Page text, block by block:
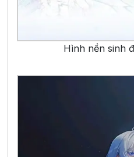
Hình nền sinh